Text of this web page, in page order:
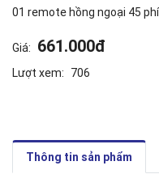
01 remote hồng ngoại 45
Giá: 661.000đ
Lượt xem: 706
Thông tin sản phẩm